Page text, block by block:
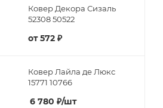
Ковер Декора Сизаль
52308 50522
от572 ₽
Ковер Лайла де Люкс
15771 10766
6 780 ₽/шт